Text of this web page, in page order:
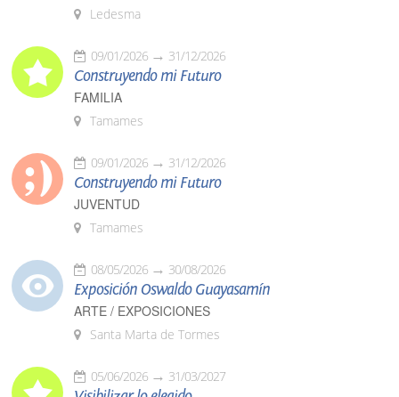
Ledesma
09/01/2026 31/12/2026
Construyendo mi Futuro
FAMILIA
Tamames
09/01/2026 31/12/2026
Construyendo mi Futuro
JUVENTUD
Tamames
08/05/2026 30/08/2026
Exposición Oswaldo Guayasamín
ARTE / EXPOSICIONES
Santa Marta de Tormes
05/06/2026 31/03/2027